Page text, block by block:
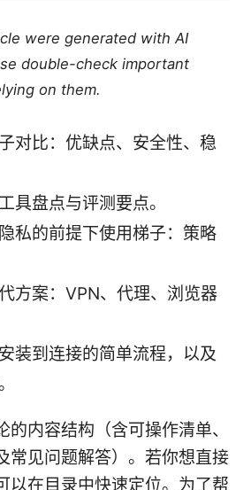
were generated with AI
double-check important
on them.
对比：优缺点、安全性、稳
具盘点与评测要点。
私的前提下使用梯子：策略
方案：VPN、代理、浏览器
装到连接的简单流程，以及
的内容结构（含可操作清单、
常见问题解答）。若你想直接
以在目录中快速定位。为了帮